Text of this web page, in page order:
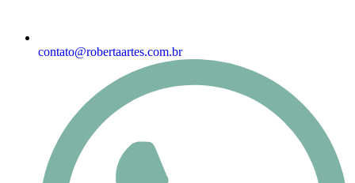
contato@robertaartes.com.br